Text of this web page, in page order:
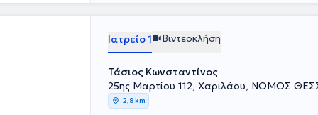
Ιατρείο 1 Βιντεοκλήση
Τάσιος Κωνσταντίνος
25ης Μαρτίου 112, Χαριλάου, ΝΟΜΟΣ
2,8 km